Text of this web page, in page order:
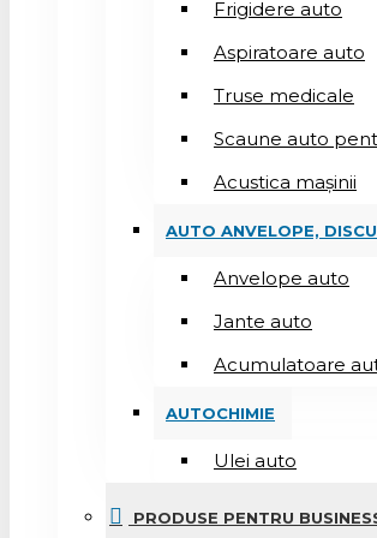
Frigidere auto
Aspiratoare auto
Truse medicale
Scaune auto
Acustica mașinii
AUTO ANVELOPE,
Anvelope auto
Jante auto
Acumulatoare
AUTOCHIMIE
Ulei auto
PRODUSE PENTRU